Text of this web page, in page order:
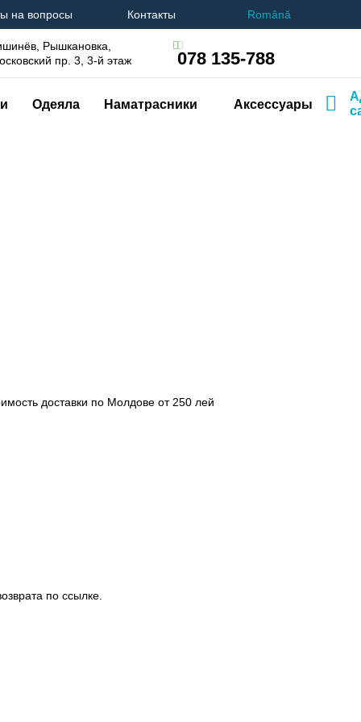
на вопросы Контакты Română
Рышкановка,
пр. 3, 3-й этаж
078 135-788
Одеяла Наматрасники Аксессуары
доставки по Молдове от 250 лей
по ссылке.